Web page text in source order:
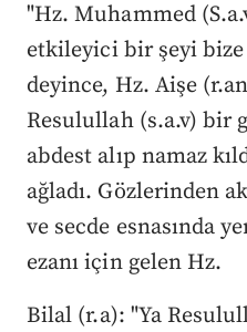
"Hz. Muhammed
etkileyici bir şeyi bize
deyince, Hz. Aişe
Resulullah (s.a.v) bir
abdest alıp namaz
ağladı. Gözlerinden
ve secde esnasında
ezanı için gelen Hz.
Bilal (r.a): "Ya